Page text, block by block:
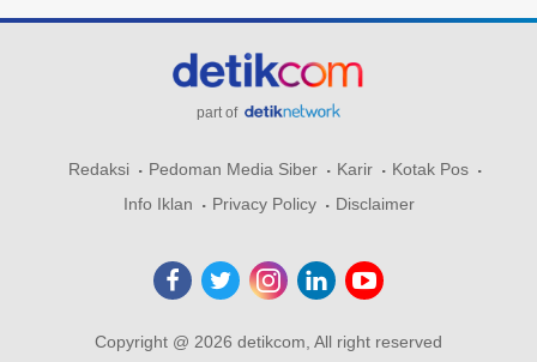
part of
Redaksi Pedoman Media Siber Karir
Kotak Pos
Info Iklan
Privacy Policy Disclaimer
Copyright @ 2026 detikcom, All right reserved